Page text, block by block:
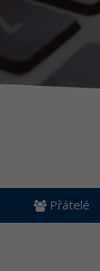
Přátelé